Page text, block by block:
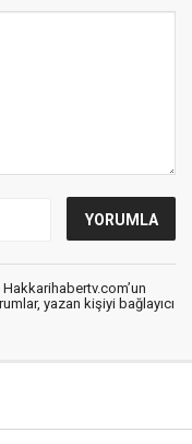
yazan kişiyi bağlayıcı